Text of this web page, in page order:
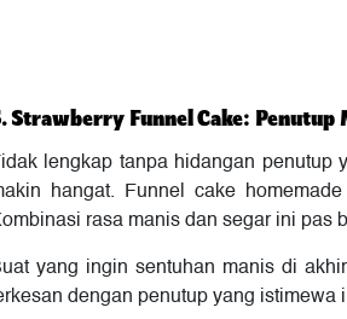
Strawberry Funnel Cake: Penutup
lengkap tanpa hidangan
hangat. Funnel cake
rasa manis dan segar ini pas
yang ingin sentuhan manis di
dengan penutup yang istimewa